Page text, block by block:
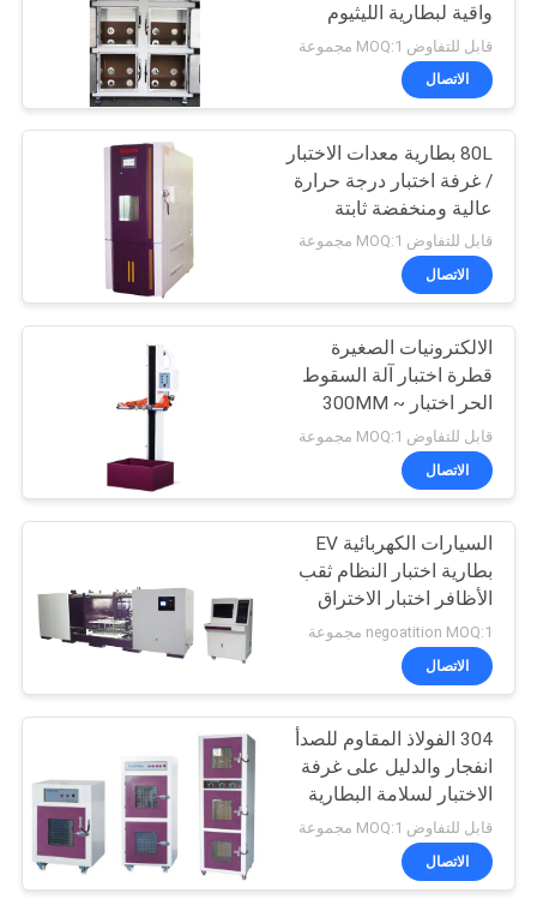
الأحذية معدات الاختبار
142
الجلود معدات الاختبار
61
توتريّ يختبر تجهيز
110
ورقيّ يختبر تجهيز
97
واقية لبطارية الليثيوم
قابل للتفاوض MOQ:1 مجموعة
الاتصال
80L بطارية معدات الاختبار
/ غرفة اختبار درجة حرارة
عالية ومنخفضة ثابتة
قابل للتفاوض MOQ:1 مجموعة
الاتصال
الالكترونيات الصغيرة
قطرة اختبار آلة السقوط
الحر اختبار 300MM ~
1500MM ارتفاع قابل
الطلب
قابل للتفاوض MOQ:1 مجموعة
الاتصال
السيارات الكهربائية EV
بطارية اختبار النظام ثقب
الأظافر اختبار الاختراق
negoatition MOQ:1 مجموعة
الاتصال
304 الفولاذ المقاوم للصدأ
انفجار والدليل على غرفة
الاختبار لسلامة البطارية
اختبار تهمة - التفريغ
قابل للتفاوض MOQ:1 مجموعة
الاتصال